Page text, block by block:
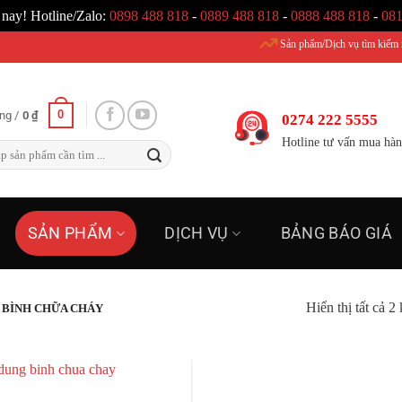
Hotline/Zalo: 0898 488 818- 0889 488 818- 0888 488 818-
Sản phẩm/Dịch vụ tìm kiếm nổi bật:
/ 0₫ 0 0274 222 5555
Hotline tư vấn mua
SẢN PHẨM DỊCH VỤ BẢNG BÁO GIÁ
CHỮA CHÁY Hiển thị tất cả 2